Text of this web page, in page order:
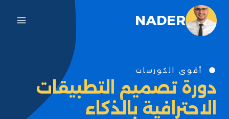
NADER
أقوى الكورسات
دورة تصميم التطبيقات
الاحترافية بالذكاء